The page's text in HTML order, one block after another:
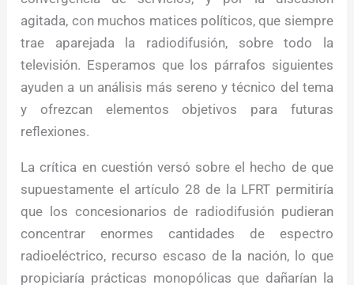
agitada, con muchos matices políticos, que siempre
trae aparejada la radiodifusión, sobre todo la
televisión. Esperamos que los párrafos siguientes
ayuden a un análisis más sereno y técnico del tema
y ofrezcan elementos objetivos para futuras
reflexiones.
La crítica en cuestión versó sobre el hecho de que
supuestamente el artículo 28 de la LFRT permitiría
que los concesionarios de radiodifusión pudieran
concentrar enormes cantidades de espectro
radioeléctrico, recurso escaso de la nación, lo que
propiciaría prácticas monopólicas que dañarían la